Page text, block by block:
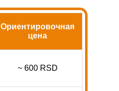
Ориентировочная
цена
~ 600 RSD